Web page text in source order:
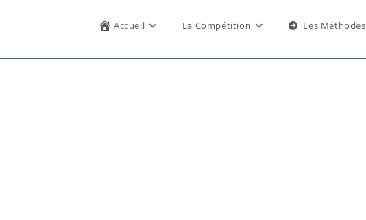
Accueil La Compétition Les Méthodes